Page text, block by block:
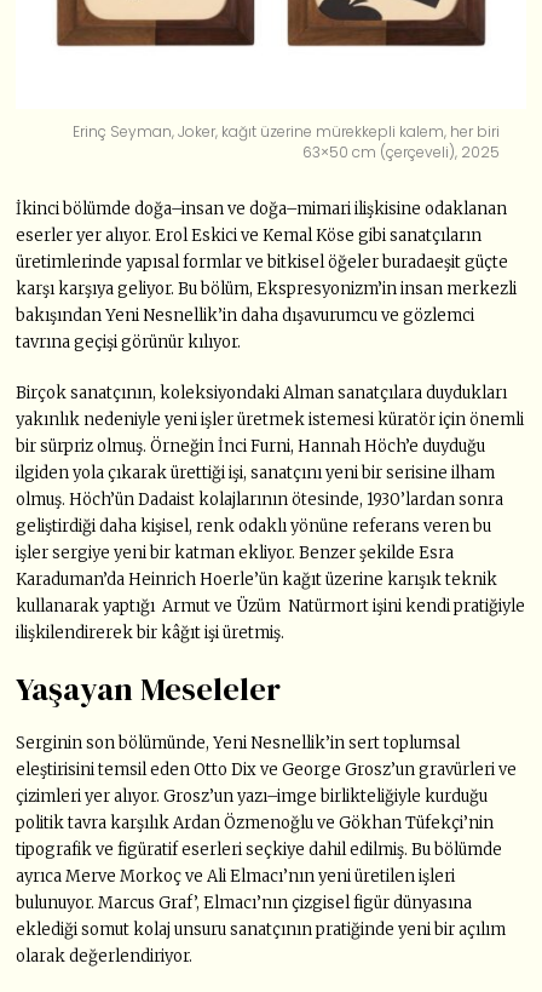
Erinç Seyman, Joker, kağıt üzerine mürekkepli kalem, her biri
63×50 cm (çerçeveli), 2025
İkinci bölümde doğa–insan ve doğa–mimari ilişkisine odaklanan
eserler yer alıyor. Erol Eskici ve Kemal Köse gibi sanatçıların
üretimlerinde yapısal formlar ve bitkisel öğeler buradaeşit güçte
karşı karşıya geliyor. Bu bölüm, Ekspresyonizm’in insan merkezli
bakışından Yeni Nesnellik’in daha dışavurumcu ve gözlemci
tavrına geçişi görünür kılıyor.
Birçok sanatçının, koleksiyondaki Alman sanatçılara duydukları
yakınlık nedeniyle yeni işler üretmek istemesi küratör için önemli
bir sürpriz olmuş. Örneğin İnci Furni, Hannah Höch’e duyduğu
ilgiden yola çıkarak ürettiği işi, sanatçını yeni bir serisine ilham
olmuş. Höch’ün Dadaist kolajlarının ötesinde, 1930’lardan sonra
geliştirdiği daha kişisel, renk odaklı yönüne referans veren bu
işler sergiye yeni bir katman ekliyor. Benzer şekilde Esra
Karaduman’da Heinrich Hoerle’ün kağıt üzerine karışık teknik
kullanarak yaptığı Armut ve Üzüm Natürmort işini kendi pratiğiyle
ilişkilendirerek bir kâğıt işi üretmiş.
Yaşayan Meseleler
Serginin son bölümünde, Yeni Nesnellik’in sert toplumsal
eleştirisini temsil eden Otto Dix ve George Grosz’un gravürleri ve
çizimleri yer alıyor. Grosz’un yazı–imge birlikteliğiyle kurduğu
politik tavra karşılık Ardan Özmenoğlu ve Gökhan Tüfekçi’nin
tipografik ve figüratif eserleri seçkiye dahil edilmiş. Bu bölümde
ayrıca Merve Morkoç ve Ali Elmacı’nın yeni üretilen işleri
bulunuyor. Marcus Graf’, Elmacı’nın çizgisel figür dünyasına
eklediği somut kolaj unsuru sanatçının pratiğinde yeni bir açılım
olarak değerlendiriyor.